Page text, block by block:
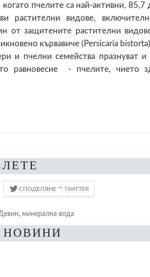
пчелите са най-активни, 85,7
растителни видове,
от защитените растителни
кървавиче (Persicaria
и пчелни семейства празнуват и
равновесие - пчелите, чието
, минерална вода
НОВИНИ